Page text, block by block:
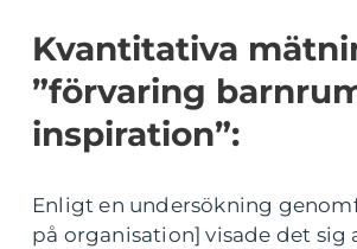
Kvantitativa
”förvaring
inspiration”:
Enligt en undersökning
på organisation] visade det sig